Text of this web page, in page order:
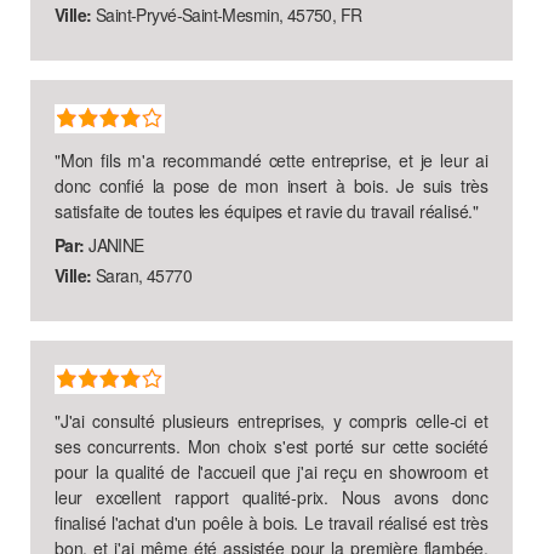
Ville: Saint-Pryvé-Saint-Mesmin, 45750, FR
"Mon fils m'a recommandé cette entreprise, et je leur ai
donc confié la pose de mon insert à bois. Je suis très
satisfaite de toutes les équipes et ravie du travail réalisé."
Par: JANINE
Ville: Saran, 45770
"J'ai consulté plusieurs entreprises, y compris celle-ci et
ses concurrents. Mon choix s'est porté sur cette société
pour la qualité de l'accueil que j'ai reçu en showroom et
leur excellent rapport qualité-prix. Nous avons donc
finalisé l'achat d'un poêle à bois. Le travail réalisé est très
bon, et j'ai même été assistée pour la première flambée.